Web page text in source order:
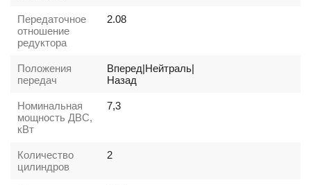
Передаточное
отношение
редуктора
2.08
Положения
передач
Вперед|Нейтраль|
Назад
Номинальная
мощность ДВС,
кВт
7,3
Количество
цилиндров
2